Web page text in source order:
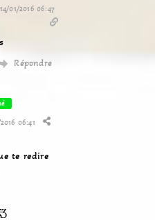
14/01/2016 06:47
Répondre
06:41
te redire